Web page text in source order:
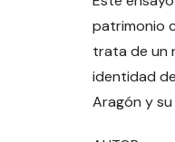
patrimonio
trata de un
identidad
Aragón y